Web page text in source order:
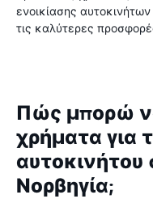
ενοικίασης
τις καλύτερες
Πώς μπορώ
χρήματα για
Νορβηγία;